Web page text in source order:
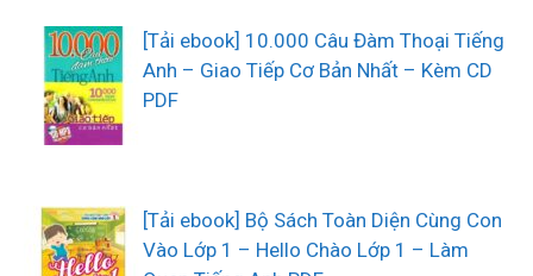
[Tải ebook] 10.000 Câu Đàm Thoại Tiếng
Anh – Giao Tiếp Cơ Bản Nhất – Kèm CD
PDF
[Tải ebook] Bộ Sách Toàn Diện Cùng Con
Vào Lớp 1 – Hello Chào Lớp 1 – Làm